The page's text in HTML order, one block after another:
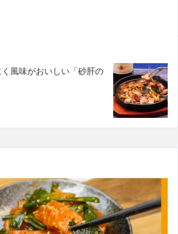
く風味がおいしい「砂肝の